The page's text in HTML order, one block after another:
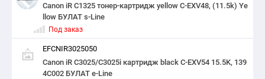
Canon iR C1325 тонер-картридж yellow С-EXV48, (11.5k) Ye
llow БУЛАТ s-Line
Под заказ
EFCNIR3025050
Canon iR C3025/C3025i картридж black С-EXV54 15.5K, 139
4C002 БУЛАТ e-Line